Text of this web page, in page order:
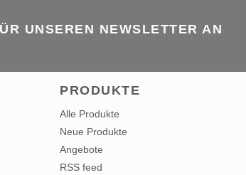
UNSEREN NEWSLETTER AN
PRODUKTE
Alle Produkte
Neue Produkte
Angebote
RSS feed